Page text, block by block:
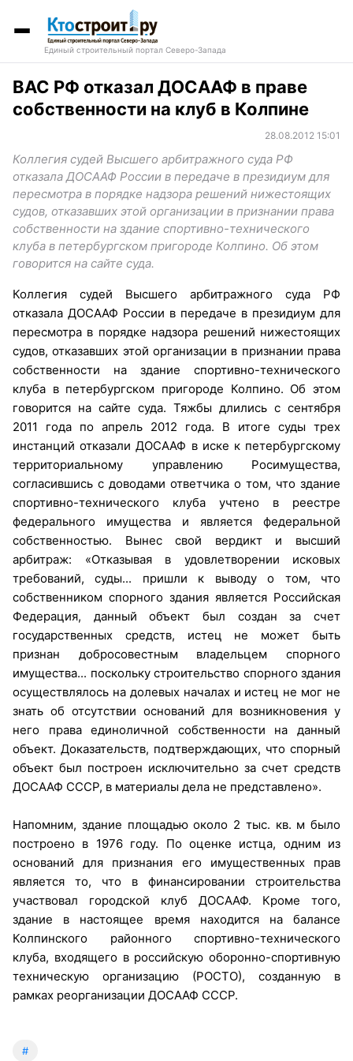
Единый строительный портал Северо-Запада
ВАС РФ отказал ДОСААФ в праве
собственности на клуб в Колпине
28.08.2012 15:01
Коллегия судей Высшего арбитражного суда РФ
отказала ДОСААФ России в передаче в президиум для
пересмотра в порядке надзора решений нижестоящих
судов, отказавших этой организации в признании права
собственности на здание спортивно-технического
клуба в петербургском пригороде Колпино. Об этом
говорится на сайте суда.
Коллегия судей Высшего арбитражного суда РФ
отказала ДОСААФ России в передаче в президиум для
пересмотра в порядке надзора решений нижестоящих
судов, отказавших этой организации в признании права
собственности на здание спортивно-технического
клуба в петербургском пригороде Колпино. Об этом
говорится на сайте суда. Тяжбы длились с сентября
2011 года по апрель 2012 года. В итоге суды трех
инстанций отказали ДОСААФ в иске к петербургскому
территориальному управлению Росимущества,
согласившись с доводами ответчика о том, что здание
спортивно-технического клуба учтено в реестре
федерального имущества и является федеральной
собственностью. Вынес свой вердикт и высший
арбитраж: «Отказывая в удовлетворении исковых
требований, суды... пришли к выводу о том, что
собственником спорного здания является Российская
Федерация, данный объект был создан за счет
государственных средств, истец не может быть
признан добросовестным владельцем спорного
имущества... поскольку строительство спорного здания
осуществлялось на долевых началах и истец не мог не
знать об отсутствии оснований для возникновения у
него права единоличной собственности на данный
объект. Доказательств, подтверждающих, что спорный
объект был построен исключительно за счет средств
ДОСААФ СССР, в материалы дела не представлено».
Напомним, здание площадью около 2 тыс. кв. м было
построено в 1976 году. По оценке истца, одним из
оснований для признания его имущественных прав
является то, что в финансировании строительства
участвовал городской клуб ДОСААФ. Кроме того,
здание в настоящее время находится на балансе
Колпинского районного спортивно-технического
клуба, входящего в российскую оборонно-спортивную
техническую организацию (РОСТО), созданную в
рамках реорганизации ДОСААФ СССР.
#